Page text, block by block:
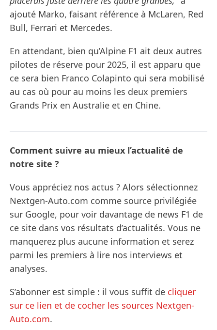
ajouté Marko, faisant référence à McLaren, Red
Bull, Ferrari et Mercedes.
En attendant, bien qu’Alpine F1 ait deux autres
pilotes de réserve pour 2025, il est apparu que
ce sera bien Franco Colapinto qui sera mobilisé
au cas où pour au moins les deux premiers
Grands Prix en Australie et en Chine.
Comment suivre au mieux l’actualité de
notre site ?
Vous appréciez nos actus ? Alors sélectionnez
Nextgen-Auto.com comme source privilégiée
sur Google, pour voir davantage de news F1 de
ce site dans vos résultats d’actualités. Vous ne
manquerez plus aucune information et serez
parmi les premiers à lire nos interviews et
analyses.
S’abonner est simple : il vous suffit de cliquer
sur ce lien et de cocher les sources Nextgen-
Auto.com.